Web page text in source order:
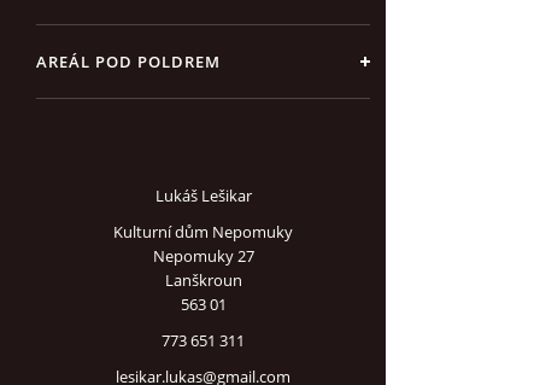
AREÁL POD POLDREM
Lukáš Lešikar
Kulturní dům Nepomuky
Nepomuky 27
Lanškroun
563 01
773 651 311
lesikar.lukas@gmail.com